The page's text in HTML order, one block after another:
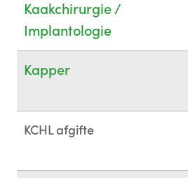
Kaakchirurgie /
Implantologie
Kapper
KCHL afgifte